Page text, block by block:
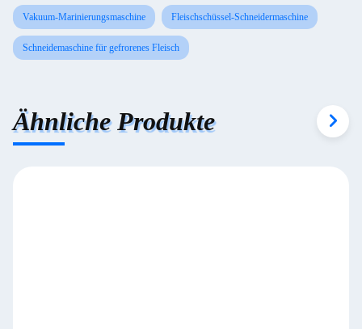
Vakuum-Marinierungsmaschine Fleischschüssel-Schneidermaschine
Schneidemaschine für gefrorenes Fleisch
Ähnliche Produkte